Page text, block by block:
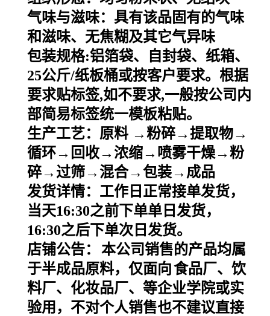
气味与滋味：具有该品固有的气味
和滋味、无焦糊及其它气异味
包装规格:铝箔袋、自封袋、纸箱、
25公斤/纸板桶或按客户要求。根据
要求贴标签,如不要求,一般按公司内
部简易标签统一模板粘贴。
生产工艺：原料 →粉碎→提取物→
循环→回收→浓缩→喷雾干燥→粉
碎→过筛→混合→包装→成品
发货详情：工作日正常接单发货，
当天16:30之前下单单日发货，
16:30之后下单次日发货。
店铺公告：
本公司销售的产品均属
于半成品原料，仅面向食品厂、饮
料厂、化妆品厂、等企业学院或实
验用，不对个人销售也不建议直接